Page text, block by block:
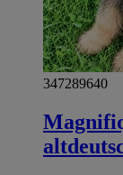
347289640